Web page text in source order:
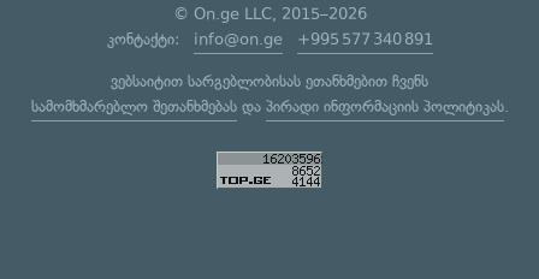
© On.ge LLC, 2015–2026
კონტაქტი: info@on.ge +995 577 340 891
ვებსაიტით სარგებლობისას ეთანხმებით ჩვენს
სამომხმარებლო შეთანხმებასდა პირადი ინფორმაციის პოლიტიკას.